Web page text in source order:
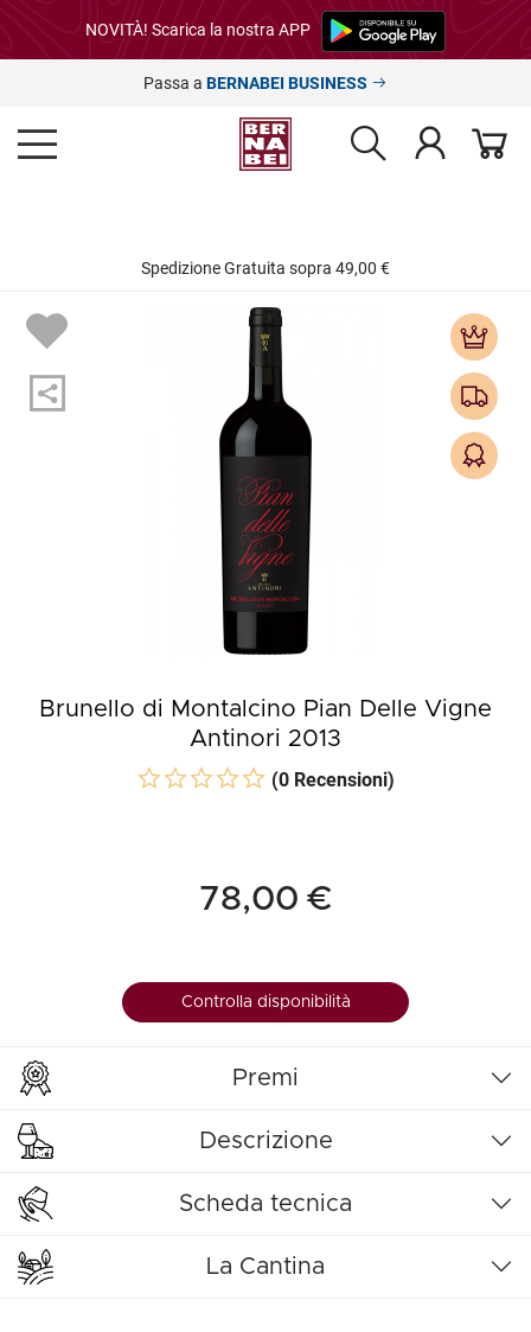
NOVITÀ! Scarica la nostra APP
Passa a BERNABEI BUSINESS
Spedizione Gratuita sopra 49,00 €
Brunello di Montalcino Pian Delle Vigne
Antinori 2013
(0 Recensioni)
78,00 €
Controlla disponibilità
Premi
Descrizione
Scheda tecnica
La Cantina